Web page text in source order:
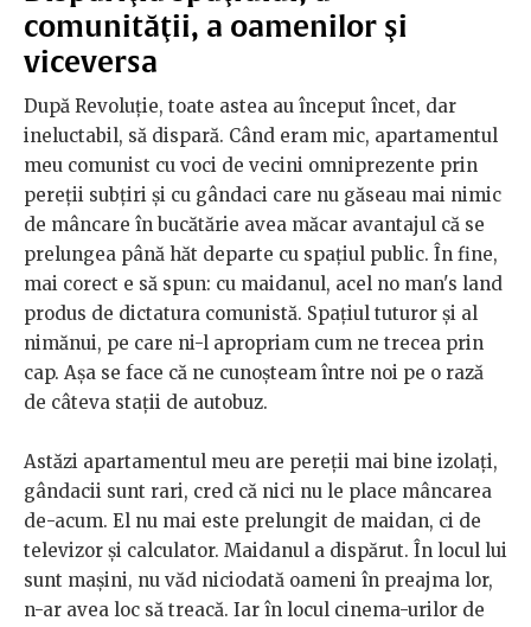
comunităţii, a oamenilor şi
viceversa
După Revoluţie, toate astea au început încet, dar
ineluctabil, să dispară. Când eram mic, apartamentul
meu comunist cu voci de vecini omniprezente prin
pereţii subţiri şi cu gândaci care nu găseau mai nimic
de mâncare în bucătărie avea măcar avantajul că se
prelungea până hăt departe cu spaţiul public. În fine,
mai corect e să spun: cu maidanul, acel no man's land
produs de dictatura comunistă. Spaţiul tuturor şi al
nimănui, pe care ni-l apropriam cum ne trecea prin
cap. Aşa se face că ne cunoşteam între noi pe o rază
de câteva staţii de autobuz.
Astăzi apartamentul meu are pereţii mai bine izolaţi,
gândacii sunt rari, cred că nici nu le place mâncarea
de-acum. El nu mai este prelungit de maidan, ci de
televizor şi calculator. Maidanul a dispărut. În locul lui
sunt maşini, nu văd niciodată oameni în preajma lor,
n-ar avea loc să treacă. Iar în locul cinema-urilor de